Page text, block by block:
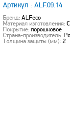
Артикул : ALF.09.14
Бренд: ALFeco
Материал изготовления:
Покрытие: порошковое
Страна-производитель:
Толщина защиты (мм): 2